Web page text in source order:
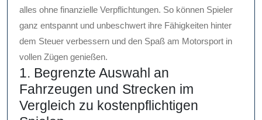
alles ohne finanzielle Verpflichtungen. So können Spieler
ganz entspannt und unbeschwert ihre Fähigkeiten hinter
dem Steuer verbessern und den Spaß am Motorsport in
vollen Zügen genießen.
1. Begrenzte Auswahl an
Fahrzeugen und Strecken im
Vergleich zu kostenpflichtigen